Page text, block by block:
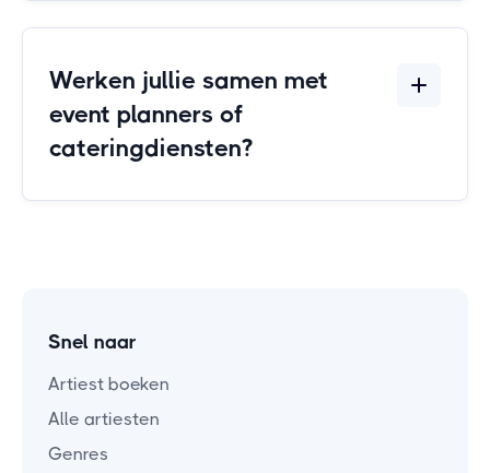
Werken jullie samen met
event planners of
cateringdiensten?
Snel naar
Artiest boeken
Alle artiesten
Genres